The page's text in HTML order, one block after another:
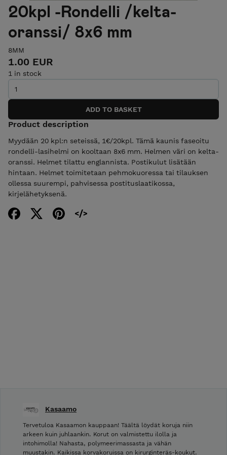
20kpl -Rondelli /kelta-
oranssi/ 8x6 mm
8MM
1.00 EUR
1 in stock
Product description
Myydään 20 kpl:n seteissä, 1€/20kpl. Tämä kaunis faseoitu
rondelli-lasihelmi on kooltaan 8x6 mm. Helmen väri on kelta-
oranssi. Helmet tilattu englannista. Postikulut lisätään
hintaan. Helmet toimitetaan pehmokuoressa tai tilauksen
ollessa suurempi, pahvisessa postituslaatikossa,
kirjelähetyksenä.
Kasaamo
Tervetuloa Kasaamon kauppaan! Täältä löydät koruja niin
arkeen kuin juhlaankin. Korut on valmistettu ilolla ja
intohimolla! Nahasta, polymeerimassasta ja vähän
muustakin. Kaikissa korvakoruissa on kirurginteräs-koukut.